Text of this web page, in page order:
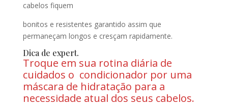
cabelos fiquem
bonitos e resistentes garantido assim que
permaneçam longos e cresçam rapidamente.
Dica de expert.
Troque em sua rotina diária de
cuidados o condicionador por uma
máscara de hidratação para a
necessidade atual dos seus cabelos.